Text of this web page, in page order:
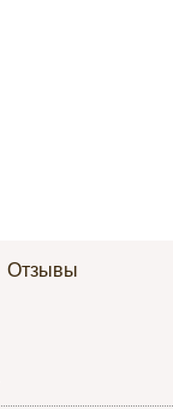
Отзывы